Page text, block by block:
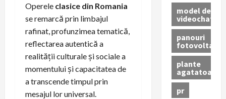
Operele clasice din Romania
se remarcă prin limbajul
rafinat, profunzimea tematică,
reflectarea autentică a
realității culturale și sociale a
momentului și capacitatea de
a transcende timpul prin
mesajul lor universal.
model de
videochat
panouri
fotovoltaice
plante
agatatoare
pr